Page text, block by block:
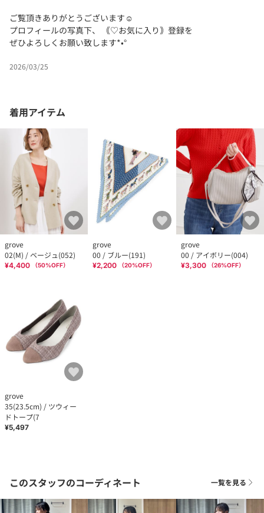
ご覧頂きありがとうございます☺︎
プロフィールの写真下、 ｟♡お気に入り｠登録を
ぜひよろしくお願い致します*•°
2026/03/25
着用アイテム
grove
02(M) / ベージュ(052)
¥4,400 （50%OFF）
grove
00 / ブルー(191)
¥2,200 （20%OFF）
grove
00 / アイボリー(004)
¥3,300 （26%OFF）
grove
35(23.5cm) / ツウィー
ドトープ(7
¥5,497
このスタッフのコーディネート 一覧を見る